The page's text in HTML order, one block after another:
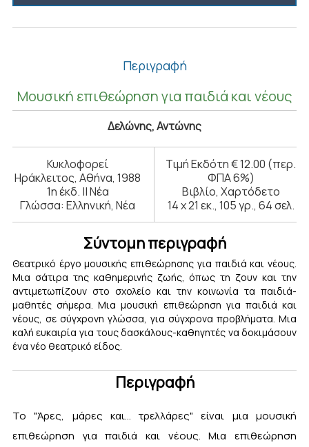
Περιγραφή
Μουσική επιθεώρηση για παιδιά και νέους
Δελώνης, Αντώνης
Κυκλοφορεί
Ηράκλειτος, Αθήνα, 1988
1η έκδ. || Νέα
Γλώσσα: Ελληνική, Νέα
Τιμή Εκδότη € 12.00 (περ.
ΦΠΑ 6%)
Βιβλίο, Χαρτόδετο
14 x 21 εκ., 105 γρ., 64 σελ.
Σύντομη περιγραφή
Θεατρικό έργο μουσικής επιθεώρησης για παιδιά και νέους.
Μια σάτιρα της καθημερινής ζωής, όπως τη ζουν και την
αντιμετωπίζουν στο σχολείο και την κοινωνία τα παιδιά-
μαθητές σήμερα. Μια μουσική επιθεώρηση για παιδιά και
νέους, σε σύγχρονη γλώσσα, για σύγχρονα προβλήματα. Μια
καλή ευκαιρία για τους δασκάλους-καθηγητές να δοκιμάσουν
ένα νέο θεατρικό είδος.
Περιγραφή
Το "Άρες, μάρες και... τρελλάρες" είναι μια μουσική
επιθεώρηση για παιδιά και νέους. Μια επιθεώρηση